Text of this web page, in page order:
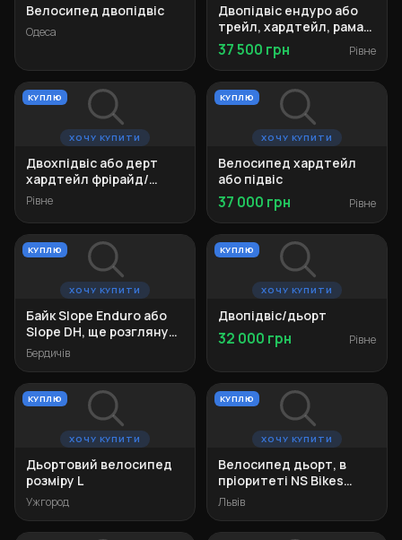
Велосипед двопідвіс
Одеса
Двопідвіс ендуро або
трейл, хардтейл, рама
M-L
37 500 грн Рівне
ХОЧУ КУПИТИ
КУПЛЮ
Двохпідвіс або дерт
хардтейл фрірайд/
ендуро
Рівне
ХОЧУ КУПИТИ
КУПЛЮ
Велосипед хардтейл
або підвіс
37 000 грн Рівне
ХОЧУ КУПИТИ
КУПЛЮ
Байк Slope Enduro або
Slope DH, ще розгляну
Dartmoor Hornet Pro
Бердичів
ХОЧУ КУПИТИ
КУПЛЮ
Двопідвіс/дьорт
32 000 грн Рівне
ХОЧУ КУПИТИ
КУПЛЮ
Дьортовий велосипед
розміру L
Ужгород
ХОЧУ КУПИТИ
КУПЛЮ
Велосипед дьорт, в
пріоритеті NS Bikes
Decade V2
Львів